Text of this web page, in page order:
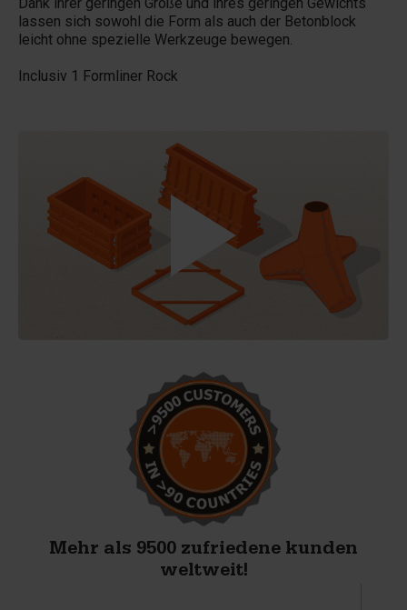
lassen sich sowohl die Form als auch der Betonblock
leicht ohne spezielle Werkzeuge bewegen.
Inclusiv 1 Formliner Rock
Mehr als 9500 zufriedene kunden
weltweit!